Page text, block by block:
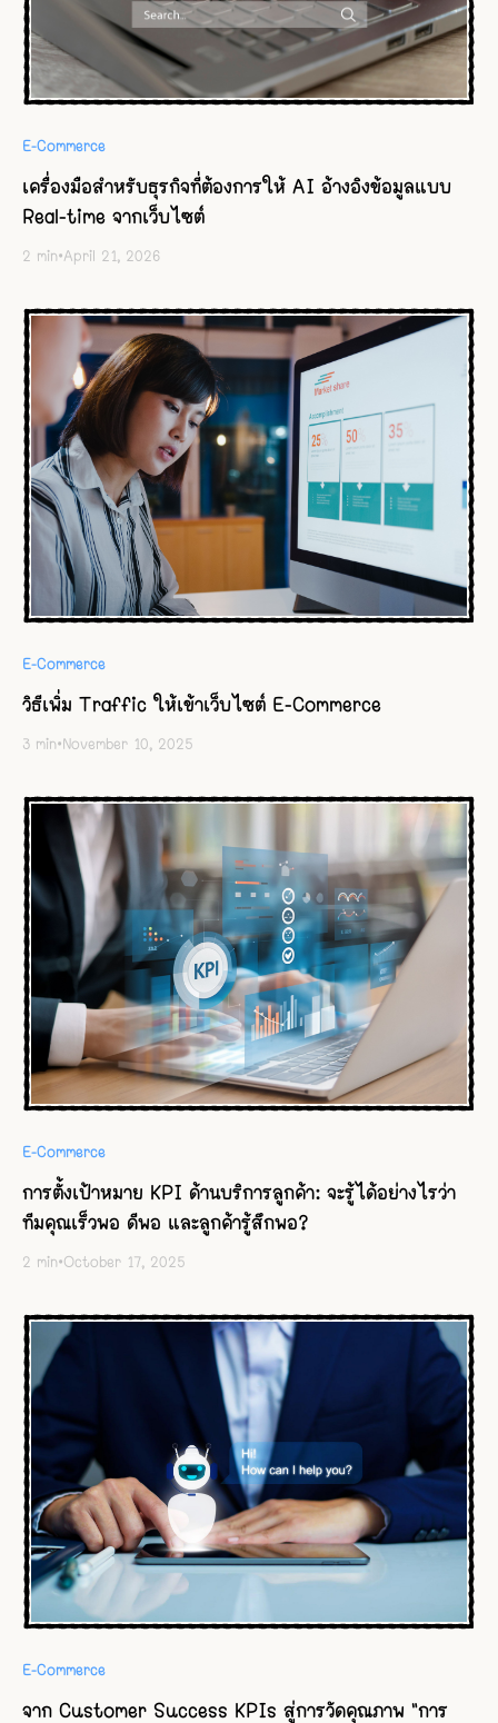
E-Commerce
เครื่องมือสำหรับธุรกิจที่ต้องการให้ AI อ้างอิงข้อมูลแบบ
Real-time จากเว็บไซต์
2 min•April 21, 2026
E-Commerce
วิธีเพิ่ม Traffic ให้เข้าเว็บไซต์ E-Commerce
3 min•November 10, 2025
E-Commerce
การตั้งเป้าหมาย KPI ด้านบริการลูกค้า: จะรู้ได้อย่างไรว่า
ทีมคุณเร็วพอ ดีพอ และลูกค้ารู้สึกพอ?
2 min•October 17, 2025
E-Commerce
จาก Customer Success KPIs สู่การวัดคุณภาพ “การ